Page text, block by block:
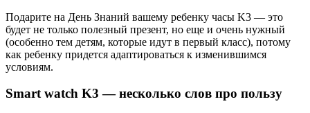
Подарите на День Знаний вашему ребенку часы K3 — это
будет не только полезный презент, но еще и очень нужный
(особенно тем детям, которые идут в первый класс), потому
как ребенку придется адаптироваться к изменившимся
условиям.
Smart watch K3 — несколько слов про пользу